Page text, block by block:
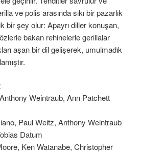
ve polis arasında sıkı bir pazarlık
bir şey olur: Apayrı diller konuşan,
bakan rehinelerle gerillalar
aşan bir dil gelişerek, umulmadık
Weintraub, Ann Patchett
Paul Weitz, Anthony Weintraub
Datum
Ken Watanabe, Christopher